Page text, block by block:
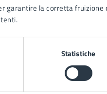
garantire la corretta
Statistiche